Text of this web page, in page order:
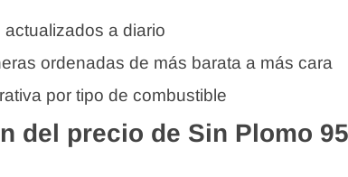
actualizados a diario
ordenadas de más barata a más cara
por tipo de combustible
del precio de Sin Plomo